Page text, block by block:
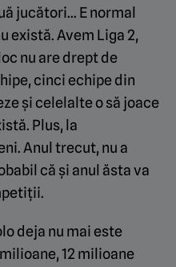
jucători… E normal
există. Avem Liga 2,
nu are drept de
cinci echipe din
și celelalte o să joace
Plus, la
Anul trecut, nu a
că și anul ăsta va
deja nu mai este
12 milioane